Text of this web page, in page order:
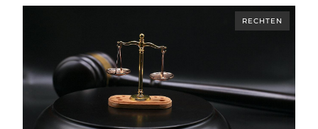
RECHTEN